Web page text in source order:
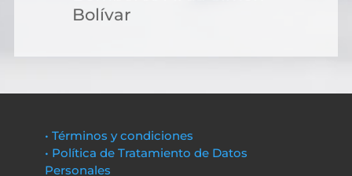
Bolívar
• Términos y condiciones
• Política de Tratamiento de Datos
Personales